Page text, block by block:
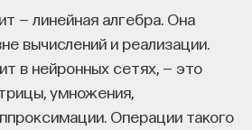
— линейная алгебра. Она
вычислений и реализации.
в нейронных сетях, — это
умножения,
Операции такого